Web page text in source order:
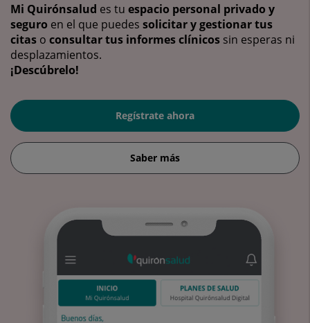
Mi Quirónsalud es tu espacio personal privado y
seguro en el que puedes solicitar y gestionar tus
citas o consultar tus informes clínicos sin esperas ni
desplazamientos.
¡Descúbrelo!
Regístrate ahora
Saber más